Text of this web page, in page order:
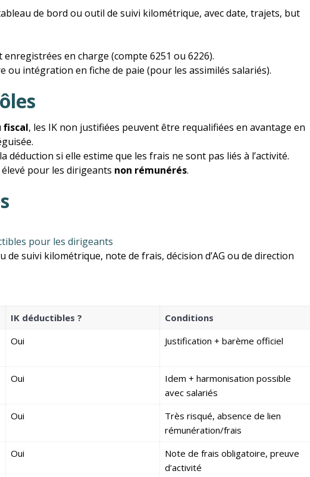
de bord ou outil de suivi kilométrique, avec date, trajets, but
enregistrées en charge (compte 6251 ou 6226).
ou intégration en fiche de paie (pour les assimilés salariés).
fiscal, les IK non justifiées peuvent être requalifiées en avantage en
déduction si elle estime que les frais ne sont pas liés à l’activité.
pour les dirigeants non rémunérés.
pour les dirigeants
de suivi kilométrique, note de frais, décision d’AG ou de direction
IK déductibles ?
Conditions
Oui Justification + barème officiel
Oui
Idem + harmonisation possible
avec salariés
Oui
Très risqué, absence de lien
rémunération/frais
Oui
Note de frais obligatoire, preuve
d’activité